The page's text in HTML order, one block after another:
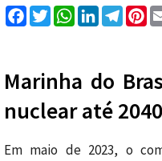
Facebook
TwitterWhatsApp
LinkedIn
Marinha do
nuclear até 2040
Em maio de 2023, o